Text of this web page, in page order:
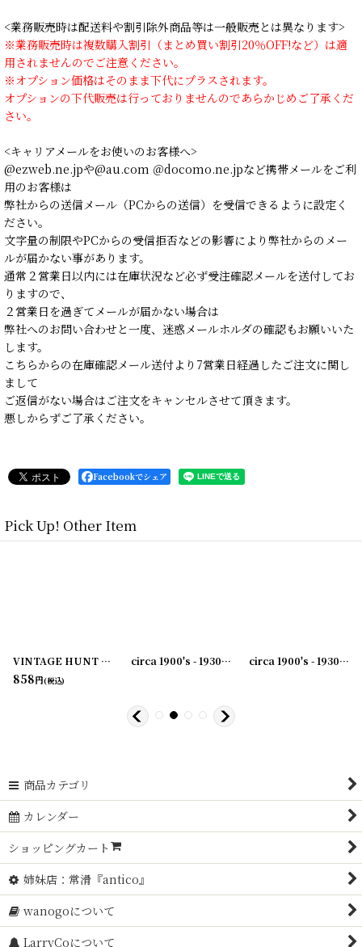
<業務販売時は配送料や割引除外商品等は一般販売とは異なります>
※業務販売時は複数購入割引（まとめ買い割引20％OFF!など）は適
用されませんのでご注意ください。
※オプション価格はそのまま下代にプラスされます。
オプションの下代販売は行っておりませんのであらかじめご了承くだ
さい。
<キャリアメールをお使いのお客様へ>
@ezweb.ne.jpや@au.com ＠docomo.ne.jpなど携帯メールをご利
用のお客様は
弊社からの送信メール（PCからの送信）を受信できるように設定く
ださい。
文字量の制限やPCからの受信拒否などの影響により弊社からのメー
ルが届かない事があります。
通常２営業日以内には在庫状況など必ず受注確認メールを送付してお
りますので、
２営業日を過ぎてメールが届かない場合は
弊社へのお問い合わせと一度、迷惑メールホルダの確認もお願いいた
します。
こちらからの在庫確認メール送付より7営業日経過したご注文に関し
まして
ご返信がない場合はご注文をキャンセルさせて頂きます。
悪しからずご了承ください。
Facebookでシェア
Pick Up! Other Item
[231003-36]
231003-41] [
VINTAGE HUNT CLIP No.2 ブルドッククリップ 231003-44]
858円(税込)
circa 1900's - 1930's Advertising Clip THE SAME YESTERDAY TODAY AND FOREVER...アドバタイジング クリップ circa 1900's - 1930's Advertising Clip THE RWK COMPANY...アドバタイジング クリップ
商品カテゴリ
カレンダー
ショッピングカート
姉妹店：常滑『antico』
wanogoについて
LarryCoについて